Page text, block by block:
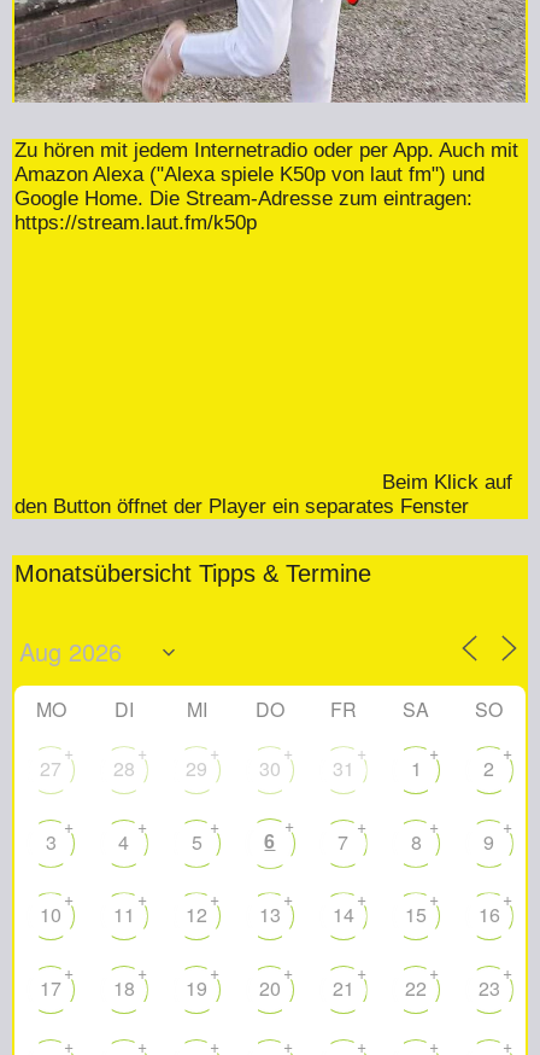
Zu hören mit jedem Internetradio oder per App. Auch mit
Amazon Alexa ("Alexa spiele K50p von laut fm") und
Google Home. Die Stream-Adresse zum eintragen:
https://stream.laut.fm/k50p
Beim Klick auf
den Button öffnet der Player ein separates Fenster
Monatsübersicht Tipps & Termine
MO DI MI DO FR SA SO
27
+
28
+
29
+
30
+
31
+
1
+
2
+
3
+
4
+
5
+
6
+
7
+
8
+
9
+
10
+
11
+
12
+
13
+
14
+
15
+
16
+
17
+
18
+
19
+
20
+
21
+
22
+
23
+
+ + + + + + +